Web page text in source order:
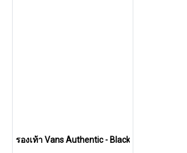
รองเท้า Vans Authentic - Black [VN000EE3BLK]